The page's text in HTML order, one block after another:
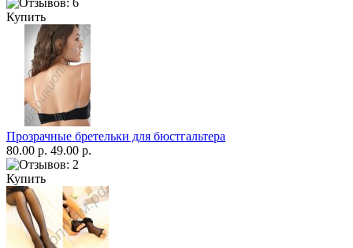
Купить
Прозрачные бретельки для бюстгальтера
80.00 р. 49.00 р.
Купить